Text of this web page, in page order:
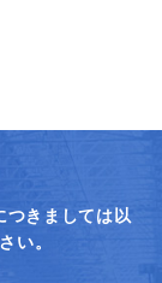
つきましては 以
い。